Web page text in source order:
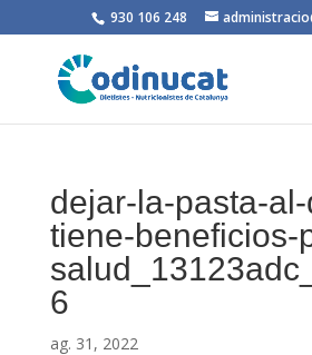
930 106 248
dejar-la-pasta-
tiene-beneficios-
6
ag. 31, 2022